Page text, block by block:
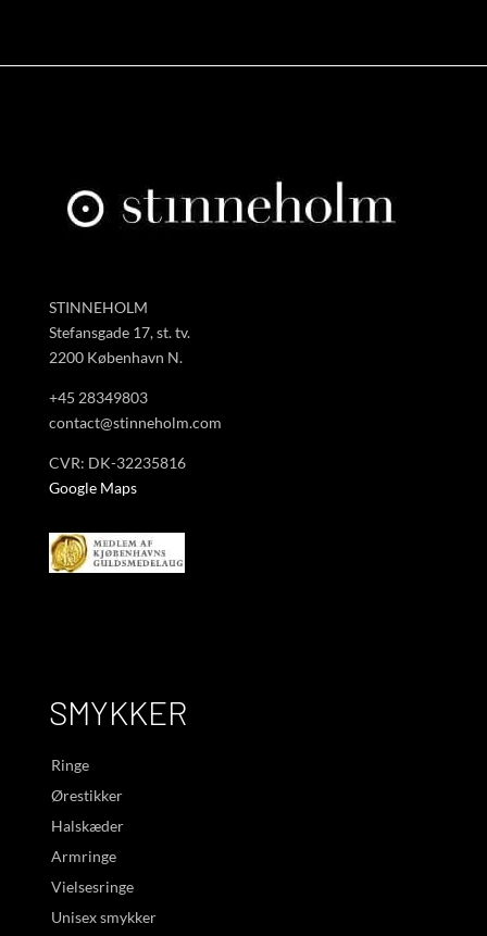
STINNEHOLM
Stefansgade 17, st. tv.
2200 København N.
+45 28349803
contact@stinneholm.com
CVR: DK-32235816
Google Maps
SMYKKER
Ringe
Ørestikker
Halskæder
Armringe
Vielsesringe
Unisex smykker